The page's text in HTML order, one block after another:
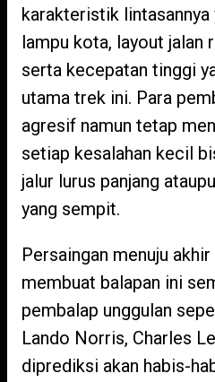
karakteristik lintasannya
lampu kota, layout jalan
serta kecepatan tinggi
utama trek ini. Para
agresif namun tetap
setiap kesalahan kecil
jalur lurus panjang
yang sempit.
Persaingan menuju
membuat balapan ini
pembalap unggulan
Lando Norris, Charles
diprediksi akan habis-